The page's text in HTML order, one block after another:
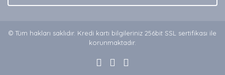
© Tüm hakları saklıdır. Kredi kartı bilgileriniz 256bit SSL sertifikası ile
korunmaktadır.